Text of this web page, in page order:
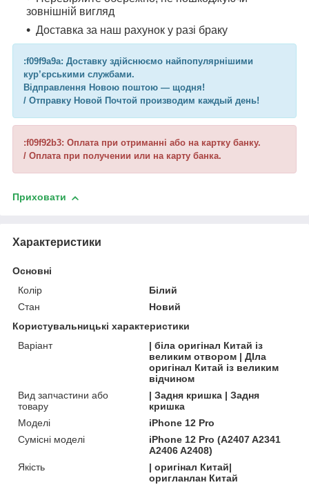
зовнішній вигляд
Доставка за наш рахунок у разі браку
:f09f9a9a: Доставку здійснюємо найпопулярнішими
кур’єрськими службами.
Відправлення Новою поштою — щодня!
/ Отправку Новой Почтой производим каждый день!
:f09f92b3: Оплата при отриманні або на картку банку.
/ Оплата при получении или на карту банка.
Приховати
Характеристики
Основні
Колір
Білий
Стан
Новий
Користувальницькі характеристики
Варіант
| біла оригінал Китай із
великим отвором | ДІла
оригінал Китай із великим
відчином
Вид запчастини або
товару
| Задня кришка | Задня
кришка
Моделі
iPhone 12 Pro
Сумісні моделі
iPhone 12 Pro (A2407 A2341
A2406 A2408)
Якість
| оригінал Китай|
оригланлан Китай